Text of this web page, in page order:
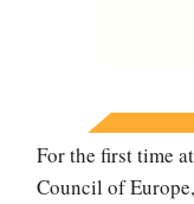
For the first time
Council of